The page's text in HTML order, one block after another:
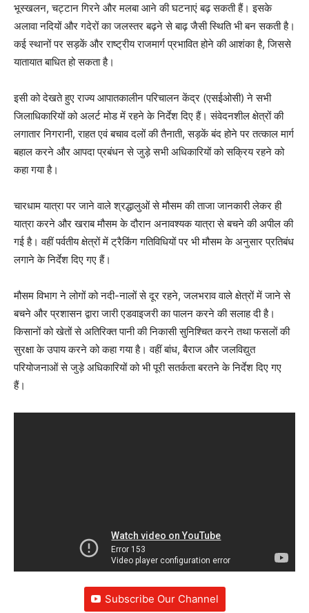
भूस्खलन, चट्टान गिरने और मलबा आने की घटनाएं बढ़ सकती हैं। इसके
अलावा नदियों और गदेरों का जलस्तर बढ़ने से बाढ़ जैसी स्थिति भी बन सकती है।
कई स्थानों पर सड़कें और राष्ट्रीय राजमार्ग प्रभावित होने की आशंका है, जिससे
यातायात बाधित हो सकता है।
इसी को देखते हुए राज्य आपातकालीन परिचालन केंद्र (एसईओसी) ने सभी
जिलाधिकारियों को अलर्ट मोड में रहने के निर्देश दिए हैं। संवेदनशील क्षेत्रों की
लगातार निगरानी, राहत एवं बचाव दलों की तैनाती, सड़कें बंद होने पर तत्काल मार्ग
बहाल करने और आपदा प्रबंधन से जुड़े सभी अधिकारियों को सक्रिय रहने को
कहा गया है।
चारधाम यात्रा पर जाने वाले श्रद्धालुओं से मौसम की ताजा जानकारी लेकर ही
यात्रा करने और खराब मौसम के दौरान अनावश्यक यात्रा से बचने की अपील की
गई है। वहीं पर्वतीय क्षेत्रों में ट्रैकिंग गतिविधियों पर भी मौसम के अनुसार प्रतिबंध
लगाने के निर्देश दिए गए हैं।
मौसम विभाग ने लोगों को नदी-नालों से दूर रहने, जलभराव वाले क्षेत्रों में जाने से
बचने और प्रशासन द्वारा जारी एडवाइजरी का पालन करने की सलाह दी है।
किसानों को खेतों से अतिरिक्त पानी की निकासी सुनिश्चित करने तथा फसलों की
सुरक्षा के उपाय करने को कहा गया है। वहीं बांध, बैराज और जलविद्युत
परियोजनाओं से जुड़े अधिकारियों को भी पूरी सतर्कता बरतने के निर्देश दिए गए
हैं।
Subscribe Our Channel